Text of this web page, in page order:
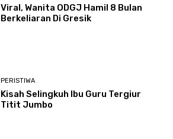
Viral, Wanita ODGJ Hamil 8 Bulan
Berkeliaran Di Gresik
PERISTIWA
Kisah Selingkuh Ibu Guru Tergiur
Titit Jumbo